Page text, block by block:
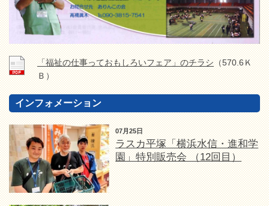
「福祉の仕事っておもしろいフェア」のチラシ（570.6Ｋ
Ｂ）
インフォメーション
07月25日
ラスカ平塚「横浜水信・進和学
園」特別販売会 （12回目）